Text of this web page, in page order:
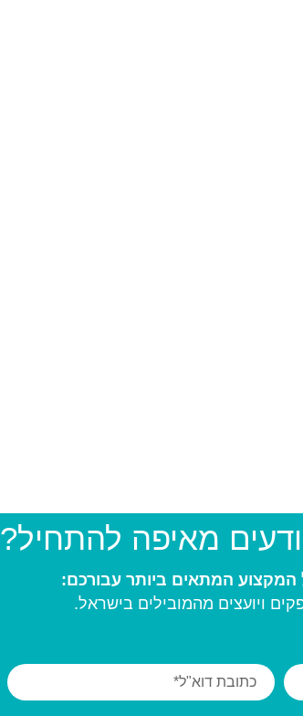
מאיפה להתחיל?
ויועצים מהמובילים בישראל.